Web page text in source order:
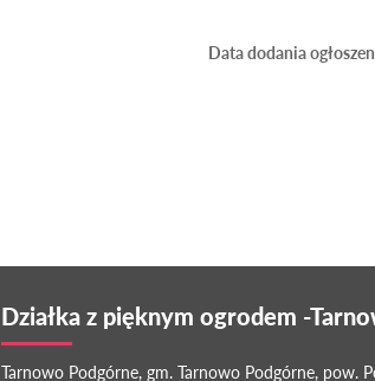
Data dodania
Działka z pięknym ogrodem -
Tarnowo Podgórne, gm. Tarnowo Podgórne, pow.